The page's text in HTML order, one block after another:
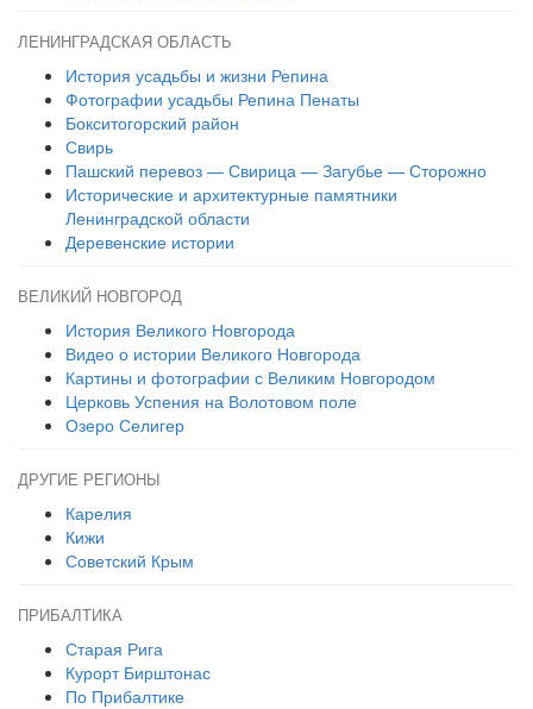
ЛЕНИНГРАДСКАЯ ОБЛАСТЬ
История усадьбы и жизни Репина
Фотографии усадьбы Репина Пенаты
Бокситогорский район
Свирь
Пашский перевоз — Свирица — Загубье — Сторожно
Исторические и архитектурные памятники
Ленинградской области
Деревенские истории
ВЕЛИКИЙ НОВГОРОД
История Великого Новгорода
Видео о истории Великого Новгорода
Картины и фотографии с Великим Новгородом
Церковь Успения на Волотовом поле
Озеро Селигер
ДРУГИЕ РЕГИОНЫ
Карелия
Кижи
Советский Крым
ПРИБАЛТИКА
Старая Рига
Курорт Бирштонас
По Прибалтике